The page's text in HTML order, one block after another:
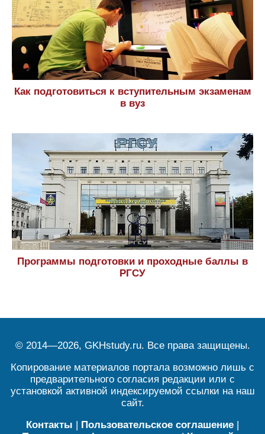
Как подготовиться к вступительным экзаменам
в вуз
Программы подготовки и проходные баллы в
РГСУ
© 2014—2026, GKHstudy.ru. Все права защищены.
Копирование материалов портала возможно лишь с
предварительного согласия редакции или с
установкой активной индексируемой ссылки на наш
сайт.
Контакты | Пользовательское соглашение |